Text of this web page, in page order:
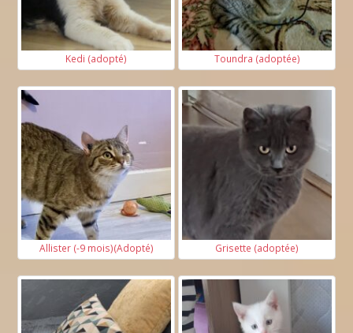
Kedi (adopté) Toundra (adoptée)
Allister (-9 mois)(Adopté) Grisette (adoptée)